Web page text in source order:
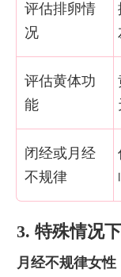
评估排卵情
况
评估黄体功
能
闭经或月经
不规律
3. 特殊情况
月经不规律女性